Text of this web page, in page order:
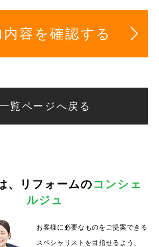
一覧ページへ戻る
、 リフォームの コンシェ
ルジュ
お客様に必要なものをご提案できる
スペシャリストを目指せるよう、